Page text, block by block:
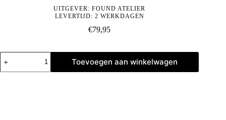
UITGEVER:FOUND ATELIER
LEVERTIJD: 2 WERKDAGEN
€79,95
Found
Atelier
boekenstandaard
Toevoegen aan winkelwagen